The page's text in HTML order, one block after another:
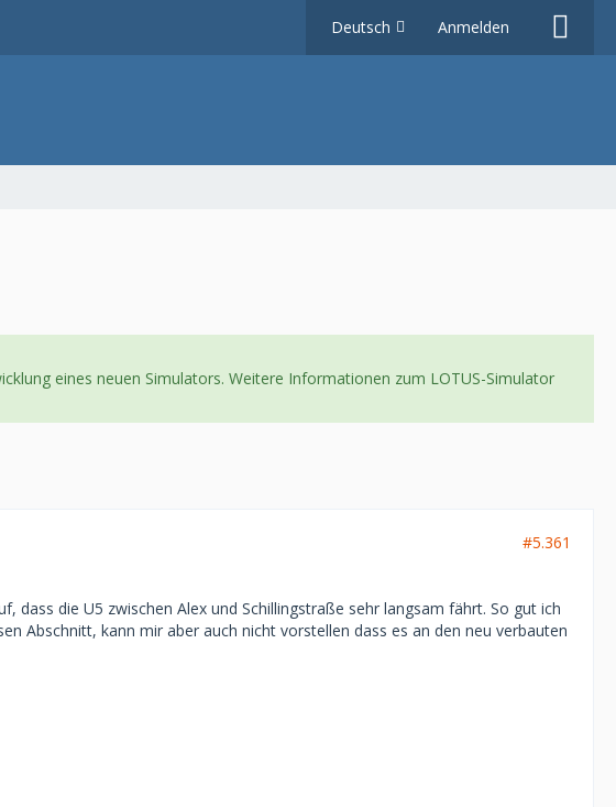
Deutsch Anmelden
eines neuen Simulators. Weitere Informationen zum LOTUS-Simulator
#5.361
die U5 zwischen Alex und Schillingstraße sehr langsam fährt. So gut ich
Abschnitt, kann mir aber auch nicht vorstellen dass es an den neu verbauten